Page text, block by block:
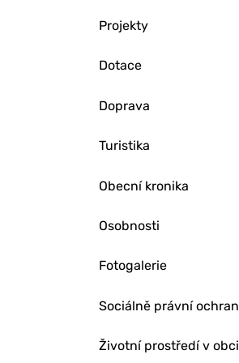
Projekty
Dotace
Doprava
Turistika
Obecní kronika
Osobnosti
Fotogalerie
Sociálně právní
Životní prostředí v obci